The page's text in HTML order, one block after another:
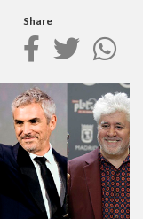
Share